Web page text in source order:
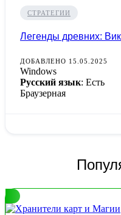
СТРАТЕГИИ
Легенды древних:
ДОБАВЛЕНО 15.05.2025
Windows
Русский язык: Есть
Браузерная